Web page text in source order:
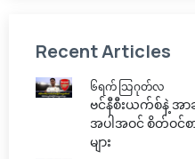
Recent Articles
၆ရက် သြဂုတ်လ
ဗင်နီစီးယက်စ်နဲ့ အ
အပါအဝင် စိတ်ဝင်
များ